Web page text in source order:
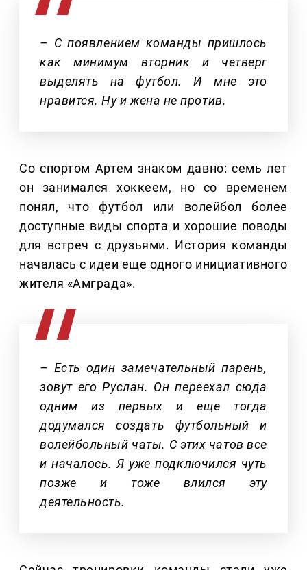
– С появлением команды пришлось
как минимум вторник и четверг
выделять на футбол. И мне это
нравится. Ну и жена не против.
Со спортом Артем знаком давно: семь лет
он занимался хоккеем, но со временем
понял, что футбол или волейбол более
доступные виды спорта и хорошие поводы
для встреч с друзьями. История команды
началась с идеи еще одного инициативного
жителя «Амграда».
– Есть один замечательный парень,
зовут его Руслан. Он переехал сюда
одним из первых и еще тогда
додумался создать футбольный и
волейбольный чаты. С этих чатов все
и началось. Я уже подключился чуть
позже и тоже влился эту
деятельность.